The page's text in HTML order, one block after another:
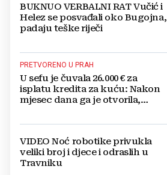
BUKNUO VERBALNI RAT Vučić i
Helez se posvađali oko Bugojna,
padaju teške riječi
PRETVORENO U PRAH
U sefu je čuvala 26.000 € za
isplatu kredita za kuću: Nakon
mjesec dana ga je otvorila,
VIDEO Noć robotike privukla
veliki broj i djece i odraslih u
Travniku